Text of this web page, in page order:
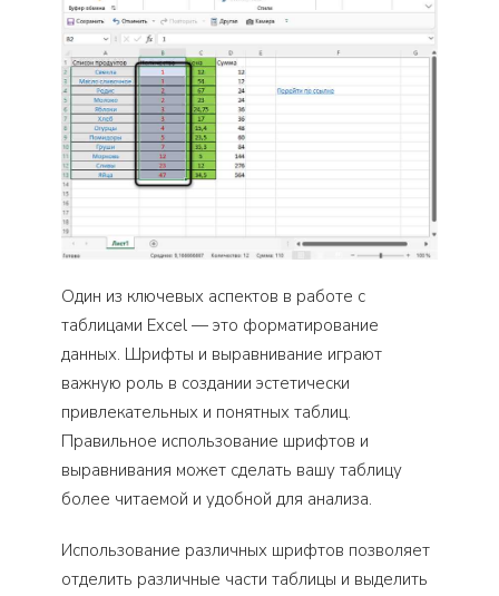
Один из ключевых аспектов в работе с
таблицами Excel — это форматирование
данных. Шрифты и выравнивание играют
важную роль в создании эстетически
привлекательных и понятных таблиц.
Правильное использование шрифтов и
выравнивания может сделать вашу таблицу
более читаемой и удобной для анализа.
Использование различных шрифтов позволяет
отделить различные части таблицы и выделить